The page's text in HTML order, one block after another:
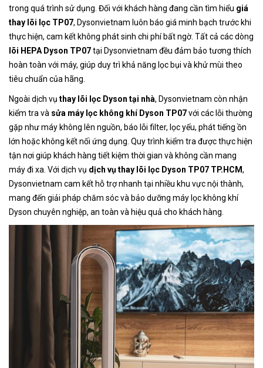
trong quá trình sử dụng. Đối với khách hàng đang cần tìm hiểu giá
thay lõi lọc TP07, Dysonvietnam luôn báo giá minh bạch trước khi
thực hiện, cam kết không phát sinh chi phí bất ngờ. Tất cả các dòng
lõi HEPA Dyson TP07tại Dysonvietnam đều đảm bảo tương thích
hoàn toàn với máy, giúp duy trì khả năng lọc bụi và khử mùi theo
tiêu chuẩn của hãng.
Ngoài dịch vụ thay lõi lọc Dyson tại nhà, Dysonvietnam còn nhận
kiểm tra và sửa máy lọc không khí Dyson TP07với các lỗi thường
gặp như máy không lên nguồn, báo lỗi filter, lọc yếu, phát tiếng ồn
lớn hoặc không kết nối ứng dụng. Quy trình kiểm tra được thực hiện
tận nơi giúp khách hàng tiết kiệm thời gian và không cần mang
máy đi xa. Với dịch vụ dịch vụ thay lõi lọc Dyson TP07 TP.HCM,
Dysonvietnam cam kết hỗ trợ nhanh tại nhiều khu vực nội thành,
mang đến giải pháp chăm sóc và bảo dưỡng máy lọc không khí
Dyson chuyên nghiệp, an toàn và hiệu quả cho khách hàng.